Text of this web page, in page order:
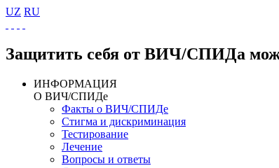
UZ RU
Защитить себя от ВИЧ/СПИДа
ИНФОРМАЦИЯ
О ВИЧ/СПИДе
Факты о ВИЧ/СПИДе
Стигма и дискриминация
Тестирование
Лечение
Вопросы и ответы